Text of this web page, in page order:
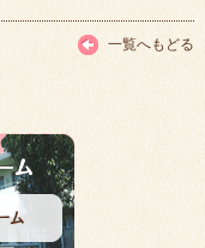
一覧へもどる